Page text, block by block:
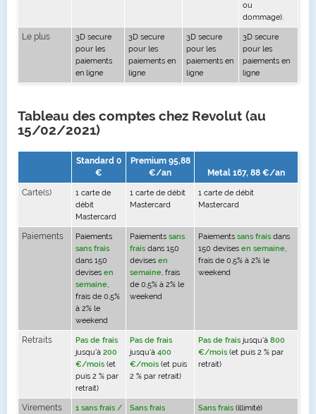
ou
dommage).
Le plus
3D secure
pour les
paiements
en ligne
3D secure
pour les
paiements en
ligne
3D secure
pour les
paiements en
ligne
3D secure
pour les
paiements en
ligne
Tableau des comptes chez Revolut (au
15/02/2021)
Standard 0
€
Premium 95,88
€/an
Metal 167, 88 €/an
Carte(s)
1 carte de
débit
Mastercard
1 carte de débit
Mastercard
1 carte de débit
Mastercard
Paiements
Paiements
sans frais
dans 150
devises en
semaine,
frais de 0,5%
à 2% le
weekend
Paiements sans
frais dans 150
devises en
semaine, frais
de 0,5% à 2% le
weekend
Paiements sans frais dans
150 devises en semaine,
frais de 0,5% à 2% le
weekend
Retraits
Pas de frais
jusqu'à 200
€/mois (et
puis 2 % par
retrait)
Pas de frais
jusqu'à 400
€/mois (et puis
2 % par retrait)
Pas de frais jusqu'à 800
€/mois (et puis 2 % par
retrait)
Virements
1 sans frais /
Sans frais
Sans frais (illimité)